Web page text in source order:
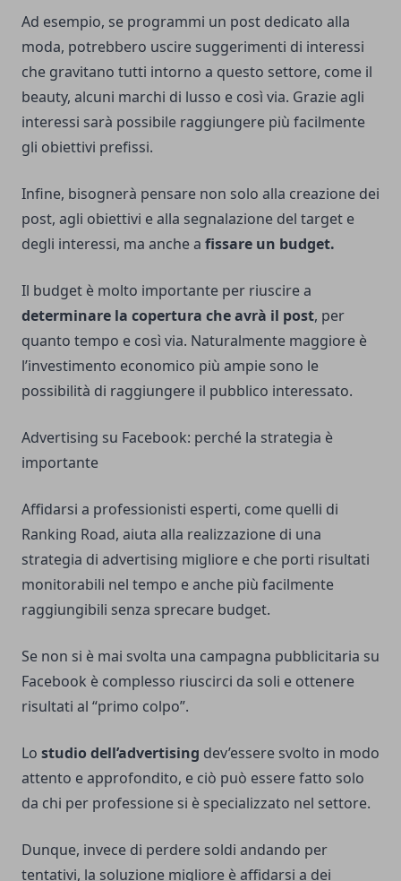
Ad esempio, se programmi un post dedicato alla
moda, potrebbero uscire suggerimenti di interessi
che gravitano tutti intorno a questo settore, come il
beauty, alcuni marchi di lusso e così via. Grazie agli
interessi sarà possibile raggiungere più facilmente
gli obiettivi prefissi.
Infine, bisognerà pensare non solo alla creazione dei
post, agli obiettivi e alla segnalazione del target e
degli interessi, ma anche a fissare un budget.
Il budget è molto importante per riuscire a
determinare la copertura che avrà il post, per
quanto tempo e così via. Naturalmente maggiore è
l’investimento economico più ampie sono le
possibilità di raggiungere il pubblico interessato.
Advertising su Facebook: perché la strategia è
importante
Affidarsi a professionisti esperti, come quelli di
Ranking Road, aiuta alla realizzazione di una
strategia di advertising migliore e che porti risultati
monitorabili nel tempo e anche più facilmente
raggiungibili senza sprecare budget.
Se non si è mai svolta una campagna pubblicitaria su
Facebook è complesso riuscirci da soli e ottenere
risultati al “primo colpo”.
Lo studio dell’advertising dev’essere svolto in modo
attento e approfondito, e ciò può essere fatto solo
da chi per professione si è specializzato nel settore.
Dunque, invece di perdere soldi andando per
tentativi, la soluzione migliore è affidarsi a dei